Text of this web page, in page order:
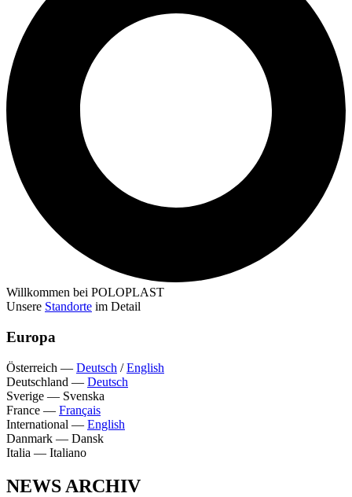
Willkommen bei POLOPLAST
Unsere Standorte im Detail
Europa
Österreich — Deutsch /English
Deutschland — Deutsch
Sverige — Svenska
France — Français
International — English
Danmark — Dansk
Italia — Italiano
NEWS ARCHIV